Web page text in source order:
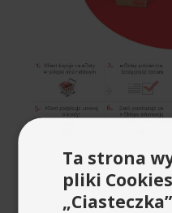
Ta strona
pliki